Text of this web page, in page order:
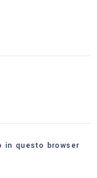
in questo browser